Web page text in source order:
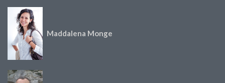
Maddalena Monge